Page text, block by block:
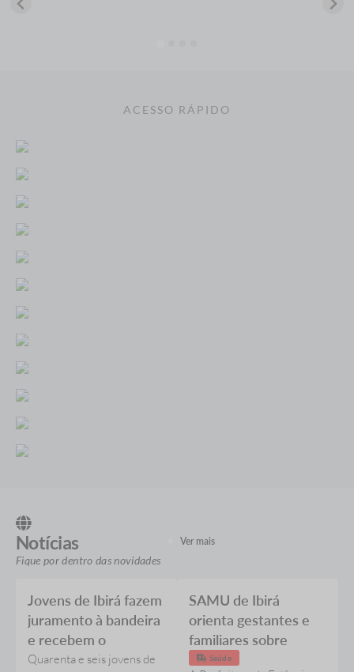
ACESSO RÁPIDO
Notícias
Fique por dentro das novidades
Ver mais
Jovens de Ibirá fazem
juramento à bandeira
e recebem o
Certificado de
Quarenta e seis jovens de
SAMU de Ibirá
orienta gestantes e
familiares sobre
primeiros socorros e
Saúde